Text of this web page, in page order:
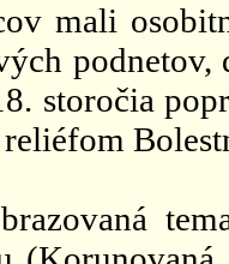
mali
storočia